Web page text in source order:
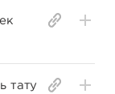
тату